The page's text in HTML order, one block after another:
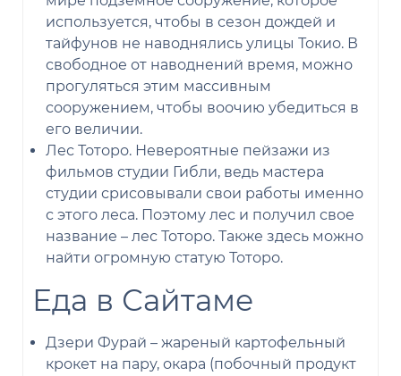
используется, чтобы в сезон дождей и
тайфунов не наводнялись улицы Токио. В
свободное от наводнений время, можно
прогуляться этим массивным
сооружением, чтобы воочию убедиться в
его величии.
Лес Тоторо. Невероятные пейзажи из
фильмов студии Гибли, ведь мастера
студии срисовывали свои работы именно
с этого леса. Поэтому лес и получил свое
название – лес Тоторо. Также здесь можно
найти огромную статую Тоторо.
Еда в Сайтаме
Дзери Фурай – жареный картофельный
крокет на пару, окара (побочный продукт